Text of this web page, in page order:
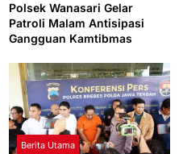
Polsek Wanasari Gelar
Patroli Malam Antisipasi
Gangguan Kamtibmas
Berita Utama